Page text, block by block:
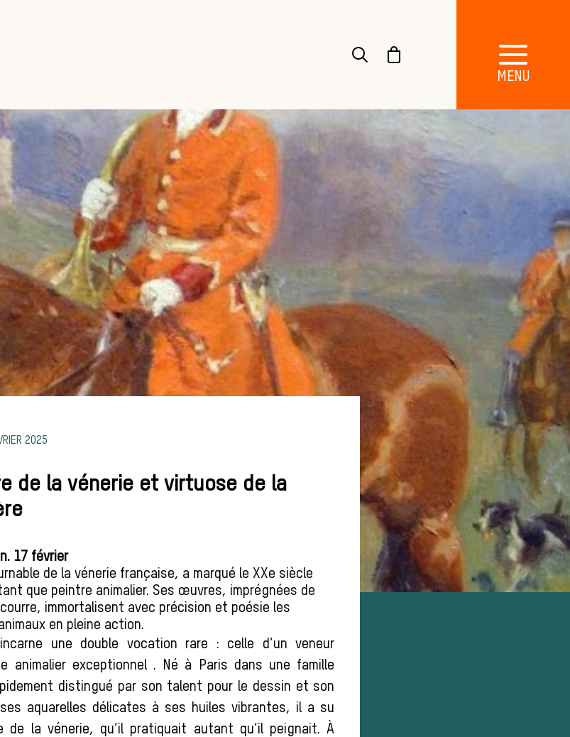
2025
de la vénerie et virtuose de la
17 février
de la vénerie française, a marqué le XXe siècle
que peintre animalier. Ses œuvres, imprégnées de
, immortalisent avec précision et poésie les
en pleine action.
une double vocation rare : celle d’un veneur
animalier exceptionnel . Né à Paris dans une famille
distingué par son talent pour le dessin et son
aquarelles délicates à ses huiles vibrantes, il a su
de la vénerie, qu’il pratiquait autant qu’il peignait. À